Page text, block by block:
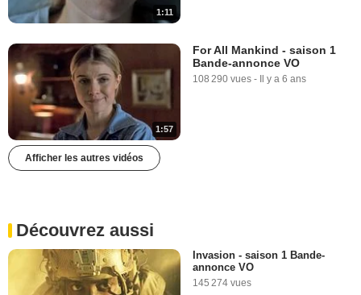
1:11
1:57
For All Mankind - saison 1
Bande-annonce VO
108 290 vues - Il y a 6 ans
Afficher les autres vidéos
Découvrez aussi
Invasion - saison 1 Bande-
annonce VO
145 274 vues